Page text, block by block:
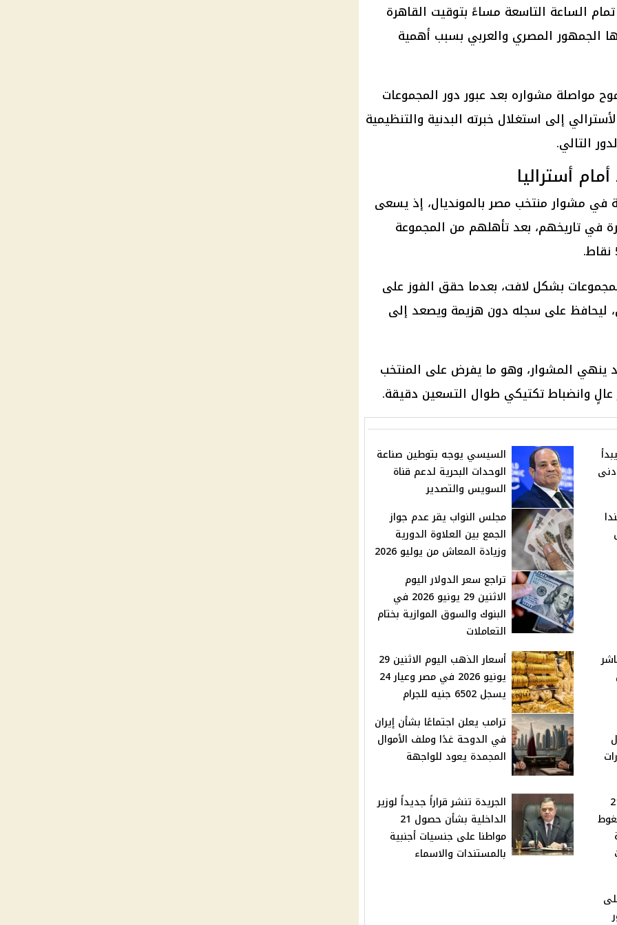
الساعة التاسعة مساءً بتوقيت القاهرة
الجمهور المصري والعربي بسبب أهمية
مواصلة مشواره بعد عبور دور المجموعات
إلى استغلال خبرته البدنية والتنظيمية
التالي.
أستراليا
في مشوار منتخب مصر بالمونديال، إذ يسعى
بلوغ دور الـ16 لأول مرة في تاريخهم، بعد تأهلهم من المجموعة
بشكل لافت، بعدما حقق الفوز على
ليحافظ على سجله دون هزيمة ويصعد إلى
ينهي المشوار، وهو ما يفرض على المنتخب
عالٍ وانضباط تكتيكي طوال التسعين دقيقة.
يوليو 2026 يبدأ
السيسي يوجه بتوطين صناعة
الوحدات البحرية لدعم قناة
السويس والتصدير
مجلس النواب يقر عدم جواز
الجمع بين العلاوة الدورية
وزيادة المعاش من يوليو 2026
تراجع سعر الدولار اليوم
الاثنين 29 يونيو 2026 في
البنوك والسوق الموازية بختام
التعاملات
أسعار الذهب اليوم الاثنين 29
يونيو 2026 في مصر وعيار 24
يسجل 6502 جنيه للجرام
ترامب يعلن اجتماعًا بشأن إيران
في الدوحة غدًا وملف الأموال
المجمدة يعود للواجهة
عيار 21
ضغوط
الجريدة تنشر قراراً جديداً لوزير
الداخلية بشأن حصول 21
مواطنا على جنسيات أجنبية
بالمستندات والاسماء